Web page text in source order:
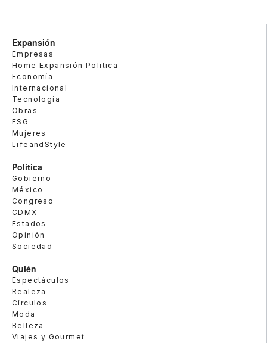
Expansión
Empresas
Home Expansión Politica
Economía
Internacional
Tecnología
Obras
ESG
Mujeres
LifeandStyle
Política
Gobierno
México
Congreso
CDMX
Estados
Opinión
Sociedad
Quién
Espectáculos
Realeza
Círculos
Moda
Belleza
Viajes y Gourmet